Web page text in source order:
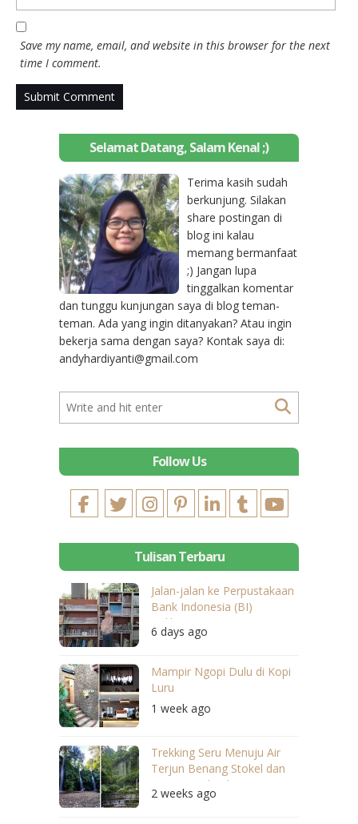
Save my name, email, and website in this browser for the next
time I comment.
Selamat Datang, Salam Kenal ;)
Terima kasih sudah
berkunjung. Silakan
share postingan di
blog ini kalau
memang bermanfaat
;) Jangan lupa
tinggalkan komentar
dan tunggu kunjungan saya di blog teman-
teman. Ada yang ingin ditanyakan? Atau ingin
bekerja sama dengan saya? Kontak saya di:
andyhardiyanti@gmail.com
Follow Us
Tulisan Terbaru
Jalan-jalan ke Perpustakaan
Bank Indonesia (BI)
Balikpapan
6 days ago
Mampir Ngopi Dulu di Kopi
Luru
1 week ago
Trekking Seru Menuju Air
Terjun Benang Stokel dan
Benang Kelambu
2 weeks ago